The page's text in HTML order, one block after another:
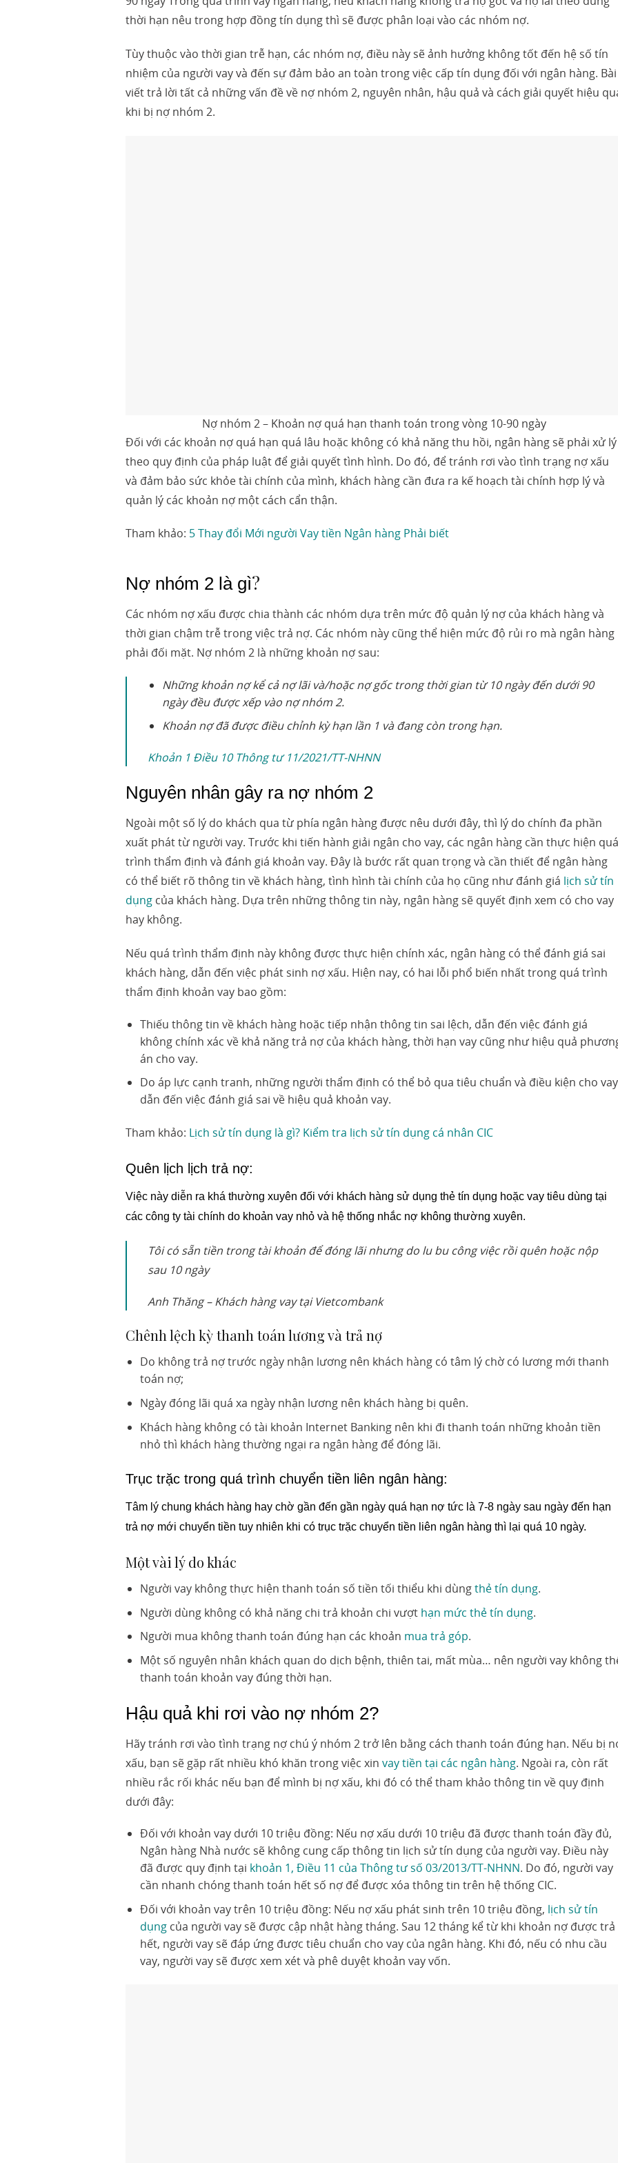
thời hạn nêu trong hợp đồng tín dụng thì sẽ được phân loại vào các nhóm nợ.
Tùy thuộc vào thời gian trễ hạn, các nhóm nợ, điều này sẽ ảnh hưởng không tốt đến hệ số tín
nhiệm của người vay và đến sự đảm bảo an toàn trong việc cấp tín dụng đối với ngân hàng. Bài
viết trả lời tất cả những vấn đề về nợ nhóm 2, nguyên nhân, hậu quả và cách giải quyết hiệu
khi bị nợ nhóm 2.
Nợ nhóm 2 – Khoản nợ quá hạn thanh toán trong vòng 10-90 ngày
Đối với các khoản nợ quá hạn quá lâu hoặc không có khả năng thu hồi, ngân hàng sẽ phải xử lý
theo quy định của pháp luật để giải quyết tình hình. Do đó, để tránh rơi vào tình trạng nợ xấu
và đảm bảo sức khỏe tài chính của mình, khách hàng cần đưa ra kế hoạch tài chính hợp lý và
quản lý các khoản nợ một cách cẩn thận.
Tham khảo: 5 Thay đổi Mới người Vay tiền Ngân hàng Phải biết
Nợ nhóm 2 là gì?
Các nhóm nợ xấu được chia thành các nhóm dựa trên mức độ quản lý nợ của khách hàng và
thời gian chậm trễ trong việc trả nợ. Các nhóm này cũng thể hiện mức độ rủi ro mà ngân hàng
phải đối mặt. Nợ nhóm 2 là những khoản nợ sau:
Những khoản nợ kể cả nợ lãi và/hoặc nợ gốc trong thời gian từ 10 ngày đến dưới 90
ngày đều được xếp vào nợ nhóm 2.
Khoản nợ đã được điều chỉnh kỳ hạn lần 1 và đang còn trong hạn.
Khoản 1 Điều 10 Thông tư 11/2021/TT-NHNN
Nguyên nhân gây ra nợ nhóm 2
Ngoài một số lý do khách qua từ phía ngân hàng được nêu dưới đây, thì lý do chính đa phần
xuất phát từ người vay. Trước khi tiến hành giải ngân cho vay, các ngân hàng cần thực hiện quá
trình thẩm định và đánh giá khoản vay. Đây là bước rất quan trọng và cần thiết để ngân hàng
có thể biết rõ thông tin về khách hàng, tình hình tài chính của họ cũng như đánh giá lịch sử tín
dụng của khách hàng. Dựa trên những thông tin này, ngân hàng sẽ quyết định xem có cho vay
hay không.
Nếu quá trình thẩm định này không được thực hiện chính xác, ngân hàng có thể đánh giá sai
khách hàng, dẫn đến việc phát sinh nợ xấu. Hiện nay, có hai lỗi phổ biến nhất trong quá trình
thẩm định khoản vay bao gồm:
Thiếu thông tin về khách hàng hoặc tiếp nhận thông tin sai lệch, dẫn đến việc đánh giá
không chính xác về khả năng trả nợ của khách hàng, thời hạn vay cũng như hiệu quả
án cho vay.
Do áp lực cạnh tranh, những người thẩm định có thể bỏ qua tiêu chuẩn và điều kiện cho
dẫn đến việc đánh giá sai về hiệu quả khoản vay.
Tham khảo: Lịch sử tín dụng là gì? Kiểm tra lịch sử tín dụng cá nhân CIC
Quên lịch lịch trả nợ:
Việc này diễn ra khá thường xuyên đối với khách hàng sử dụng thẻ tín dụng hoặc vay tiêu dùng tại
các công ty tài chính do khoản vay nhỏ và hệ thống nhắc nợ không thường xuyên.
Tôi có sẵn tiền trong tài khoản để đóng lãi nhưng do lu bu công việc rồi quên hoặc nộp
sau 10 ngày
Anh Thăng – Khách hàng vay tại Vietcombank
Chênh lệch kỳ thanh toán lương và trả nợ
Do không trả nợ trước ngày nhận lương nên khách hàng có tâm lý chờ có lương mới thanh
toán nợ;
Ngày đóng lãi quá xa ngày nhận lương nên khách hàng bị quên.
Khách hàng không có tài khoản Internet Banking nên khi đi thanh toán những khoản tiền
nhỏ thì khách hàng thường ngại ra ngân hàng để đóng lãi.
Trục trặc trong quá trình chuyển tiền liên ngân hàng:
Tâm lý chung khách hàng hay chờ gần đến gần ngày quá hạn nợ tức là 7-8 ngày sau ngày đến hạn
trả nợ mới chuyển tiền tuy nhiên khi có trục trặc chuyển tiền liên ngân hàng thì lại quá 10 ngày.
Một vài lý do khác
Người vay không thực hiện thanh toán số tiền tối thiểu khi dùngthẻ tín dụng.
Người dùng không có khả năng chi trả khoản chi vượt hạn mức thẻ tín dụng.
Người mua không thanh toán đúng hạn các khoản mua trả góp.
Một số nguyên nhân khách quan do dịch bệnh, thiên tai, mất mùa… nên người vay không
thanh toán khoản vay đúng thời hạn.
Hậu quả khi rơi vào nợ nhóm 2?
Hãy tránh rơi vào tình trạng nợ chú ý nhóm 2 trở lên bằng cách thanh toán đúng hạn. Nếu bị
xấu, bạn sẽ gặp rất nhiều khó khăn trong việc xin vay tiền tại các ngân hàng. Ngoài ra, còn rất
nhiều rắc rối khác nếu bạn để mình bị nợ xấu, khi đó có thể tham khảo thông tin về quy định
dưới đây:
Đối với khoản vay dưới 10 triệu đồng: Nếu nợ xấu dưới 10 triệu đã được thanh toán đầy đủ,
Ngân hàng Nhà nước sẽ không cung cấp thông tin lịch sử tín dụng của người vay. Điều này
đã được quy định tại khoản 1, Điều 11 của Thông tư số 03/2013/TT-NHNN. Do đó, người vay
cần nhanh chóng thanh toán hết số nợ để được xóa thông tin trên hệ thống CIC.
Đối với khoản vay trên 10 triệu đồng: Nếu nợ xấu phát sinh trên 10 triệu đồng, lịch sử tín
dụngcủa người vay sẽ được cập nhật hàng tháng. Sau 12 tháng kể từ khi khoản nợ được trả
hết, người vay sẽ đáp ứng được tiêu chuẩn cho vay của ngân hàng. Khi đó, nếu có nhu cầu
vay, người vay sẽ được xem xét và phê duyệt khoản vay vốn.